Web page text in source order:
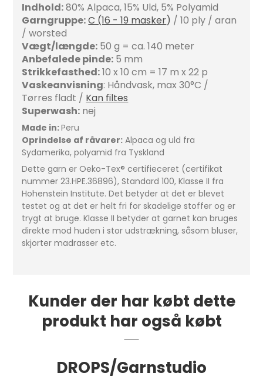
Indhold:80% Alpaca, 15% Uld, 5% Polyamid
Garngruppe:C (16 - 19 masker) / 10 ply / aran
/ worsted
Vægt/længde: 50 g = ca. 140 meter
Anbefalede pinde: 5 mm
Strikkefasthed:10 x 10 cm = 17 m x 22 p
Vaskeanvisning: Håndvask, max 30°C /
Tørres fladt / Kan filtes
Superwash: nej
Made in:Peru
Oprindelse af råvarer: Alpaca og uld fra
Sydamerika, polyamid fra Tyskland
Dette garn er Oeko-Tex® certifieceret (certifikat
nummer 23.HPE.36896), Standard 100, Klasse II fra
Hohenstein Institute. Det betyder at det er blevet
testet og at det er helt fri for skadelige stoffer og er
trygt at bruge. Klasse II betyder at garnet kan bruges
direkte mod huden i stor udstrækning, såsom bluser,
skjorter madrasser etc.
Kunder der har købt dette
produkt har også købt
DROPS/Garnstudio